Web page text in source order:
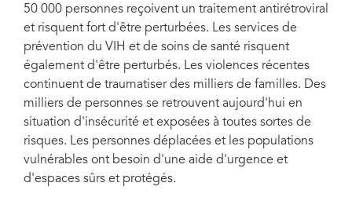
Montage photo ; photos avec l'aimable autorisation de l'ODELPA via
50 000 personnes reçoivent un traitement antirétroviral
et risquent fort d'être perturbées. Les services de
prévention du VIH et de soins de santé risquent
également d'être perturbés. Les violences récentes
continuent de traumatiser des milliers de familles. Des
milliers de personnes se retrouvent aujourd'hui en
situation d'insécurité et exposées à toutes sortes de
risques. Les personnes déplacées et les populations
vulnérables ont besoin d'une aide d'urgence et
d'espaces sûrs et protégés.